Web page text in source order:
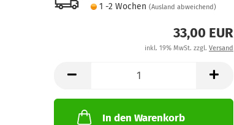
1 -2 Wochen (Ausland abweichend)
33,00 EUR
inkl. 19% MwSt. zzgl. Versand
In den Warenkorb